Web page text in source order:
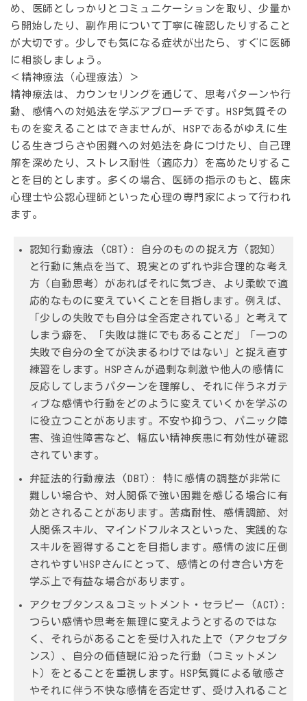
め、医師としっかりとコミュニケーションを取り、少量か
ら開始したり、副作用について丁寧に確認したりすること
が大切です。少しでも気になる症状が出たら、すぐに医師
に相談しましょう。
＜精神療法（心理療法）＞
精神療法は、カウンセリングを通じて、思考パターンや行
動、感情への対処法を学ぶアプローチです。HSP気質その
ものを変えることはできませんが、HSPであるがゆえに生
じる生きづらさや困難への対処法を身につけたり、自己理
解を深めたり、ストレス耐性（適応力）を高めたりするこ
とを目的とします。多くの場合、医師の指示のもと、臨床
心理士や公認心理師といった心理の専門家によって行われ
ます。
認知行動療法 (CBT):
自分のものの捉え方（認知）
と行動に焦点を当て、現実とのずれや非合理的な考え
方（自動思考）があればそれに気づき、より柔軟で適
応的なものに変えていくことを目指します。例えば、
「少しの失敗でも自分は全否定されている」と考えて
しまう癖を、「失敗は誰にでもあることだ」「一つの
失敗で自分の全てが決まるわけではない」と捉え直す
練習をします。HSPさんが過剰な刺激や他人の感情に
反応してしまうパターンを理解し、それに伴うネガテ
ィブな感情や行動をどのように変えていくかを学ぶの
に役立つことがあります。不安や抑うつ、パニック障
害、強迫性障害など、幅広い精神疾患に有効性が確認
されています。
弁証法的行動療法 (DBT):
特に感情の調整が非常に
難しい場合や、対人関係で強い困難を感じる場合に有
効とされることがあります。苦痛耐性、感情調節、対
人関係スキル、マインドフルネスといった、実践的な
スキルを習得することを目指します。感情の波に圧倒
されやすいHSPさんにとって、感情との付き合い方を
学ぶ上で有益な場合があります。
アクセプタンス＆コミットメント・セラピー (ACT):
つらい感情や思考を無理に変えようとするのではな
く、それらがあることを受け入れた上で（アクセプタ
ンス）、自分の価値観に沿った行動（コミットメン
ト）をとることを重視します。HSP気質による敏感さ
やそれに伴う不快な感情を否定せず、受け入れること